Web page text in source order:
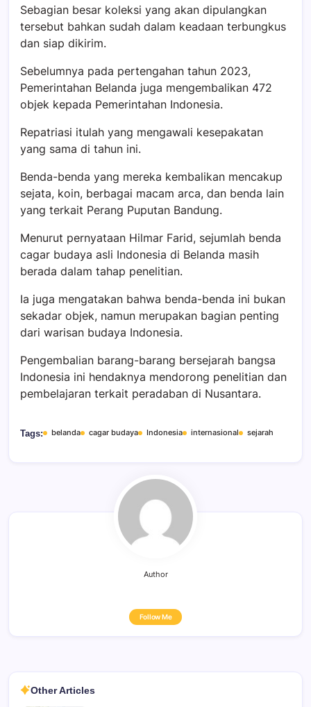
Sebagian besar koleksi yang akan dipulangkan
tersebut bahkan sudah dalam keadaan terbungkus
dan siap dikirim.
Sebelumnya pada pertengahan tahun 2023,
Pemerintahan Belanda juga mengembalikan 472
objek kepada Pemerintahan Indonesia.
Repatriasi itulah yang mengawali kesepakatan
yang sama di tahun ini.
Benda-benda yang mereka kembalikan mencakup
sejata, koin, berbagai macam arca, dan benda lain
yang terkait Perang Puputan Bandung.
Menurut pernyataan Hilmar Farid, sejumlah benda
cagar budaya asli Indonesia di Belanda masih
berada dalam tahap penelitian.
Ia juga mengatakan bahwa benda-benda ini bukan
sekadar objek, namun merupakan bagian penting
dari warisan budaya Indonesia.
Pengembalian barang-barang bersejarah bangsa
Indonesia ini hendaknya mendorong penelitian dan
pembelajaran terkait peradaban di Nusantara.
Tags: belanda cagar budaya Indonesia internasional sejarah
Author
Follow Me
Other Articles